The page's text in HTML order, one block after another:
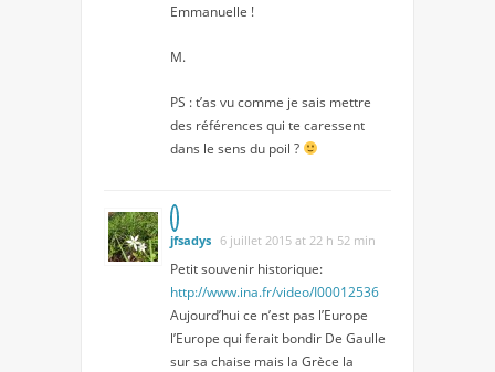
Emmanuelle !
M.
PS : t’as vu comme je sais mettre
des références qui te caressent
dans le sens du poil ?
jfsadys 6 juillet 2015 at 22 h 52 min
Petit souvenir historique:
http://www.ina.fr/video/I00012536
Aujourd’hui ce n’est pas l’Europe
l’Europe qui ferait bondir De Gaulle
sur sa chaise mais la Grèce la